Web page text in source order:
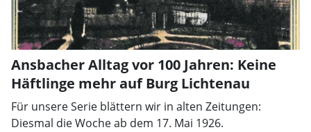
Ansbacher Alltag vor 100 Jahren: Keine
Häftlinge mehr auf Burg Lichtenau
Für unsere Serie blättern wir in alten Zeitungen:
Diesmal die Woche ab dem 17. Mai 1926.